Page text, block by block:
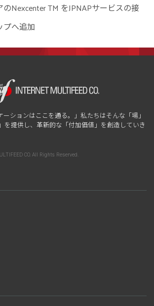
Nexcenter TM をJPNAPサービスの接
へ追加
ーションはここを通る。」私たちはそんな「場」
を提供し、革新的な「付加価値」を創造していき
CO. All Rights Reserved.